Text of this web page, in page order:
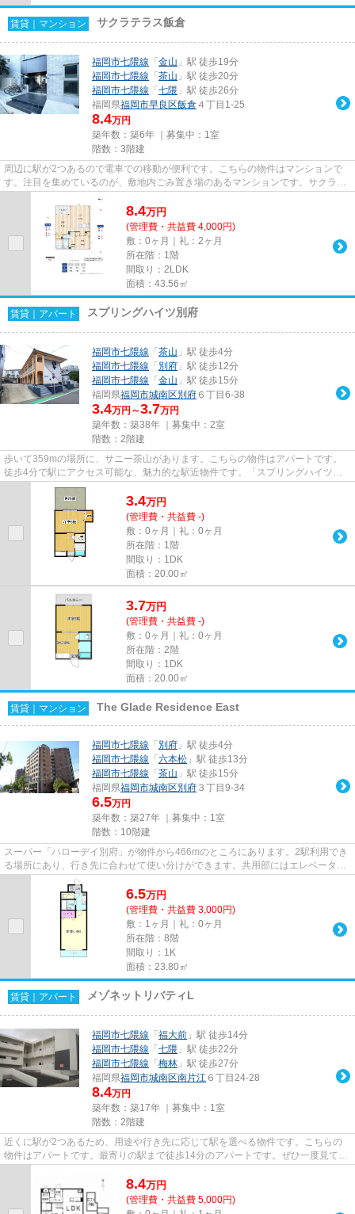
賃貸｜マンション サクラテラス飯倉
福岡市七隈線 「 金山 」駅 徒歩19分
福岡市七隈線 「 茶山 」駅 徒歩20分
福岡市七隈線 「 七隈 」駅 徒歩26分
福岡県福岡市早良区飯倉 ４丁目1-25
8.4万円
築年数：築6年 ｜募集中： 1室
階数：3階建
周辺に駅が2つあるので電車での移動が便利です。こちらの物件はマンションで
す。注目を集めているのが、敷地内ごみ置き場のあるマンションです。サクラテ
ラス飯倉の詳しい情報。ライズ...
8.4万円
(管理費・共益費 4,000円)
敷：0ヶ月｜礼：2ヶ月
所在階：1階
間取り：2LDK
面積：43.56㎡
賃貸｜アパート スプリングハイツ別府
福岡市七隈線 「 茶山 」駅 徒歩4分
福岡市七隈線 「 別府 」駅 徒歩12分
福岡市七隈線 「 金山 」駅 徒歩15分
福岡県福岡市城南区別府 ６丁目6-38
3.4万円～3.7万円
築年数：築38年 ｜募集中： 2室
階数：2階建
歩いて359mの場所に、サニー茶山があります。こちらの物件はアパートです。
徒歩4分で駅にアクセス可能な、魅力的な駅近物件です。「スプリングハイツ別
府」のここがイチオシ。より詳し...
3.4万円
(管理費・共益費 -)
敷：0ヶ月｜礼：0ヶ月
所在階：1階
間取り：1DK
面積：20.00㎡
3.7万円
(管理費・共益費 -)
敷：0ヶ月｜礼：0ヶ月
所在階：2階
間取り：1DK
面積：20.00㎡
賃貸｜マンション The Glade Residence East
福岡市七隈線 「 別府 」駅 徒歩4分
福岡市七隈線 「 六本松 」駅 徒歩13分
福岡市七隈線 「 茶山 」駅 徒歩15分
福岡県福岡市城南区別府 ３丁目9-34
6.5万円
築年数：築27年 ｜募集中： 1室
階数：10階建
スーパー「ハローデイ別府」が物件から466mのところにあります。2駅利用でき
る場所にあり、行き先に合わせて使い分けができます。共用部にはエレベータ・
敷地内ごみ置き場などが揃って...
6.5万円
(管理費・共益費 3,000円)
敷：1ヶ月｜礼：0ヶ月
所在階：8階
間取り：1K
面積：23.80㎡
賃貸｜アパート メゾネットリバティL
福岡市七隈線 「 福大前 」駅 徒歩14分
福岡市七隈線 「 七隈 」駅 徒歩22分
福岡市七隈線 「 梅林 」駅 徒歩27分
福岡県福岡市城南区南片江 ６丁目24-28
8.4万円
築年数：築17年 ｜募集中： 1室
階数：2階建
近くに駅が2つあるため、用途や行き先に応じて駅を選べる物件です。こちらの
物件はアパートです。最寄りの駅まで徒歩14分のアパートです。ぜひ一度見てい
8.4万円
(管理費・共益費 5,000円)